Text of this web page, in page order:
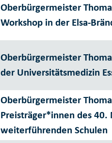
Oberbürgermeister
Workshop in der Elsa-
Oberbürgermeister
der Universitätsmedizin
Oberbürgermeister
Preisträger*innen des
weiterführenden Schulen